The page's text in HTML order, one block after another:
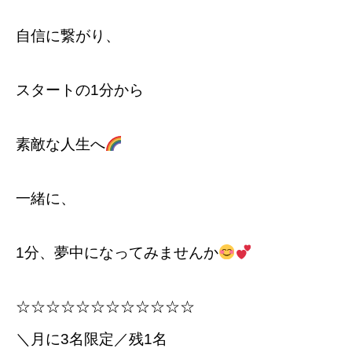
自信に繋がり、
スタートの1分から
素敵な人生へ
一緒に、
1分、夢中になってみませんか
☆☆☆☆☆☆☆☆☆☆☆☆
＼月に3名限定／残1名